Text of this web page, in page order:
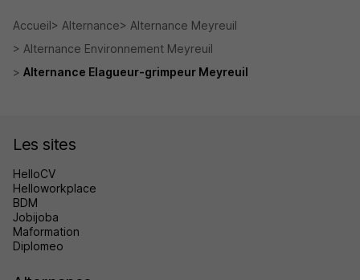
Accueil Alternance
Alternance Meyreuil
Alternance Environnement Meyreuil
Alternance Elagueur-grimpeur Meyreuil
Les sites
HelloCV
Helloworkplace
BDM
Jobijoba
Maformation
Diplomeo